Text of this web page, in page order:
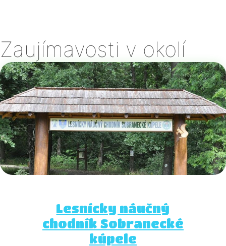
Zaujímavosti v okolí
Lesnícky náučný
chodník Sobranecké
kúpele